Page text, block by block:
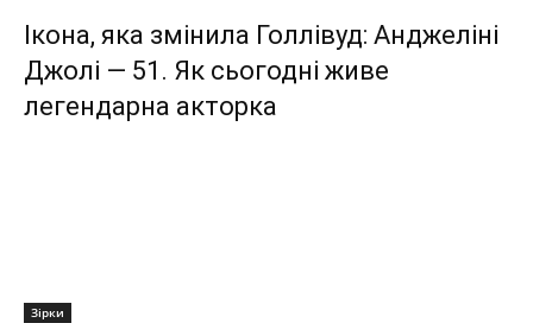
Ікона, яка змінила Голлівуд: Анджеліні
Джолі — 51. Як сьогодні живе
легендарна акторка
Зірки